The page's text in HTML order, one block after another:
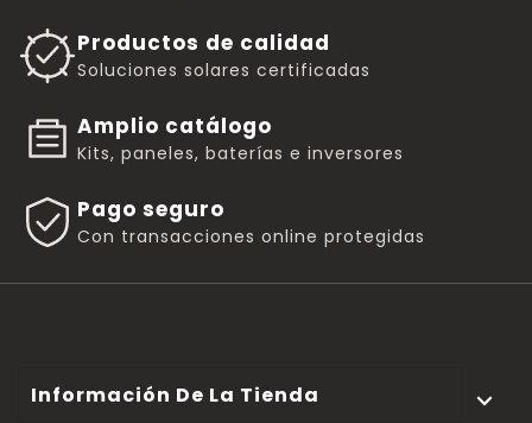
Productos de calidad
Soluciones solares certificadas
Amplio catálogo
Kits, paneles, baterías e inversores
Pago seguro
Con transacciones online protegidas
Información De La Tienda 